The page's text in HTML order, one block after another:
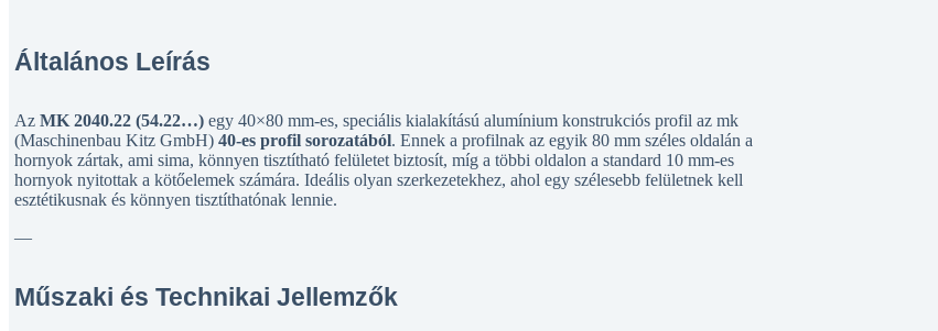
Általános Leírás
Az MK 2040.22 (54.22…) egy 40×80 mm-es, speciális kialakítású alumínium konstrukciós profil az mk
(Maschinenbau Kitz GmbH) 40-es profil sorozatából. Ennek a profilnak az egyik 80 mm széles oldalán a
hornyok zártak, ami sima, könnyen tisztítható felületet biztosít, míg a többi oldalon a standard 10 mm-es
hornyok nyitottak a kötőelemek számára. Ideális olyan szerkezetekhez, ahol egy szélesebb felületnek kell
esztétikusnak és könnyen tisztíthatónak lennie.
—
Műszaki és Technikai Jellemzők